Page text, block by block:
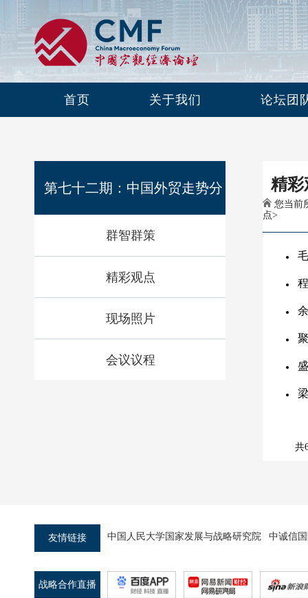
首页 关于我们 论坛团
第七十二期：中国外贸走势分
析及预测
群智群策
精彩观点
现场照片
会议议程
精彩
您当前
点>
共
友情链接 中国人民大学国家发展与战略研究院 中诚信
战略合作直播